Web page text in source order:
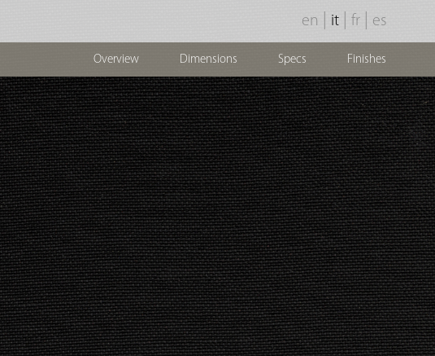
en it fr es
Overview Dimensions Specs Finishes